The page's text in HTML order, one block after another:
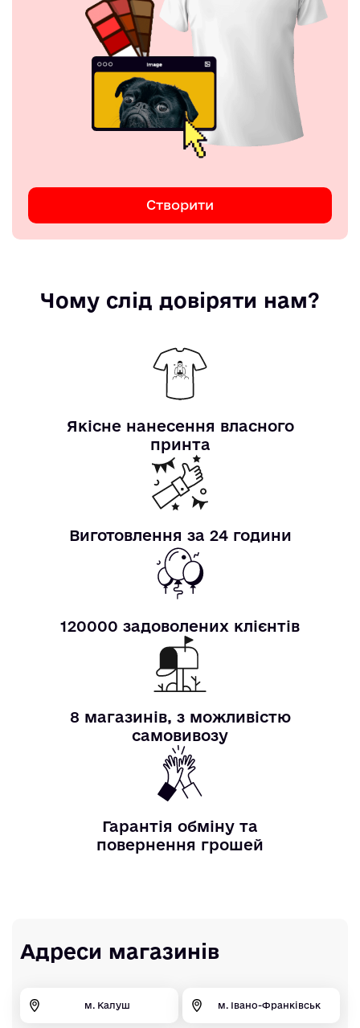
Створити
Чому слід довіряти нам?
Якісне нанесення власного
принта
Виготовлення за 24 години
120000 задоволених клієнтів
8 магазинів, з можливістю
самовивозу
Гарантія обміну та
повернення грошей
Адреси магазинів
м. Калуш м. Івано-Франківськ